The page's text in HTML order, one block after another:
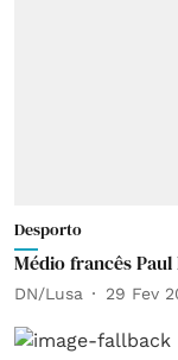
Desporto
Médio francês
DN/Lusa 29 Fev